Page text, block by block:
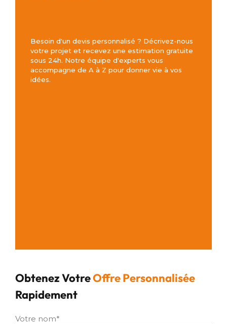
Besoin d'un devis personnalisé ? Décrivez-nous
votre projet et recevez une estimation gratuite
sous 24h. Notre équipe d'experts vous
accompagne de A à Z pour donner vie à vos
idées.
Obtenez VotreOffre Personnalisée
Rapidement
Votre nom*